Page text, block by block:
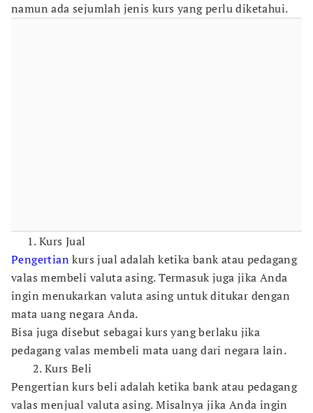
namun ada sejumlah jenis kurs yang perlu diketahui.
Kurs Jual
Pengertiankurs jual adalah ketika bank atau pedagang
valas membeli valuta asing. Termasuk juga jika Anda
ingin menukarkan valuta asing untuk ditukar dengan
mata uang negara Anda.
Bisa juga disebut sebagai kurs yang berlaku jika
pedagang valas membeli mata uang dari negara lain.
2. Kurs Beli
Pengertian kurs beli adalah ketika bank atau pedagang
valas menjual valuta asing. Misalnya jika Anda ingin